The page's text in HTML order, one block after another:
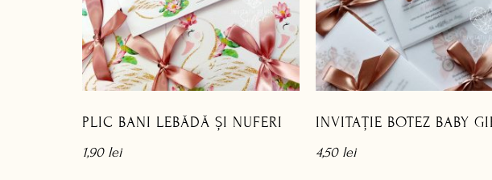
PLIC BANI LEBĂDĂ ȘI NUFERI
1,90 lei
INVITAȚIE BOTEZ BABY
4,50 lei